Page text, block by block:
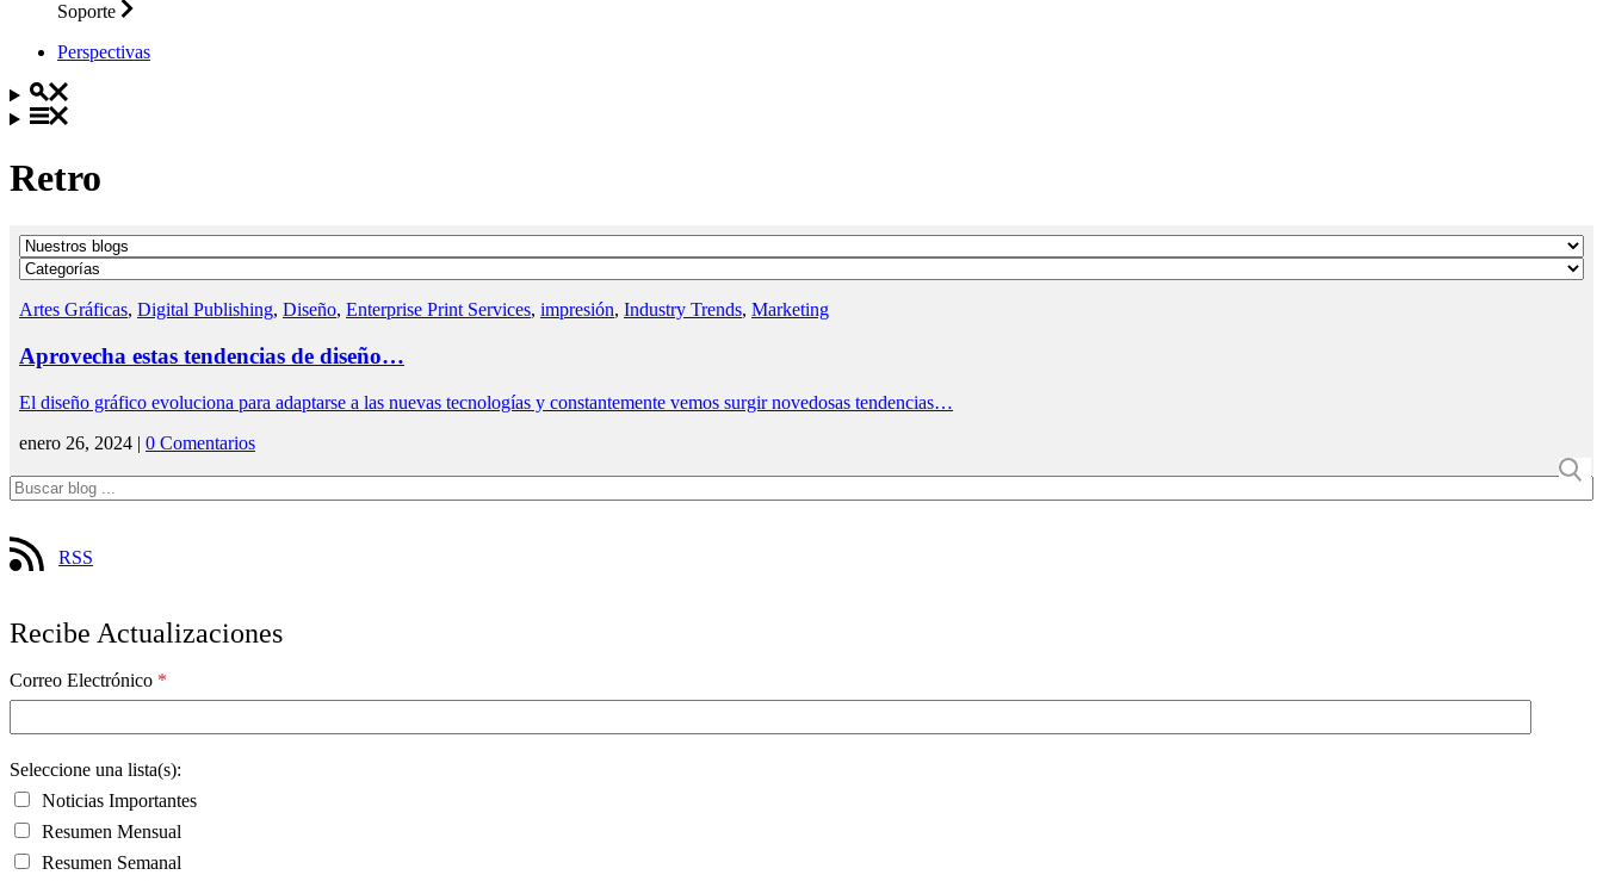
Soporte
Perspectivas
Retro
Artes Gráficas, Digital Publishing, Diseño, Enterprise Print Services, impresión, Industry Trends, Marketing
Aprovecha estas tendencias de diseño…
El diseño gráfico evoluciona para adaptarse a las nuevas tecnologías y constantemente vemos surgir novedosas tendencias…
enero 26, 2024 | 0 Comentarios
RSS
Recibe Actualizaciones
Correo Electrónico *
Seleccione una lista(s):
Noticias Importantes
Resumen Mensual
Resumen Semanal